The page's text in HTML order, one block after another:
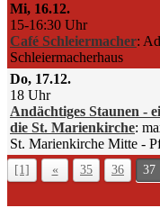
Mi, 16.12.
15-16:30 Uhr
Café Schleiermacher:
Schleiermacherhaus
Do, 17.12.
18 Uhr
Andächtiges Staunen -
die St. Marienkirche:
St. Marienkirche Mitte
[1] « 35 36 37